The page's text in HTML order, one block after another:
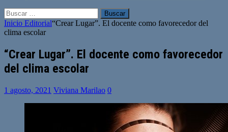
Buscar:
Inicio Editorial“Crear Lugar”. El docente como favorecedor del
clima escolar
“Crear Lugar”. El docente como favorecedor
del clima escolar
1 agosto, 2021 Viviana Marilao 0